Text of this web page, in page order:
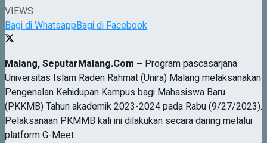
VIEWS
Bagi di WhatsappBagi di Facebook
Malang, SeputarMalang.Com – Program pascasarjana
Universitas Islam Raden Rahmat (Unira) Malang melaksanakan
Pengenalan Kehidupan Kampus bagi Mahasiswa Baru
(PKKMB) Tahun akademik 2023-2024 pada Rabu (9/27/2023).
Pelaksanaan PKMMB kali ini dilakukan secara daring melalui
platform G-Meet.